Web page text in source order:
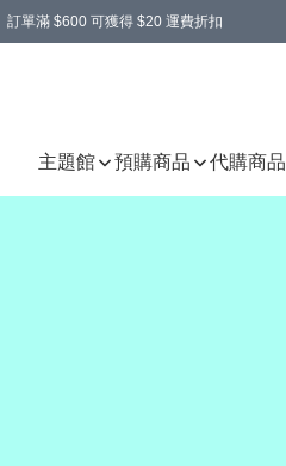
訂單滿 $600 可獲得 $20 運費折扣
主題館 預購商品 代購商品